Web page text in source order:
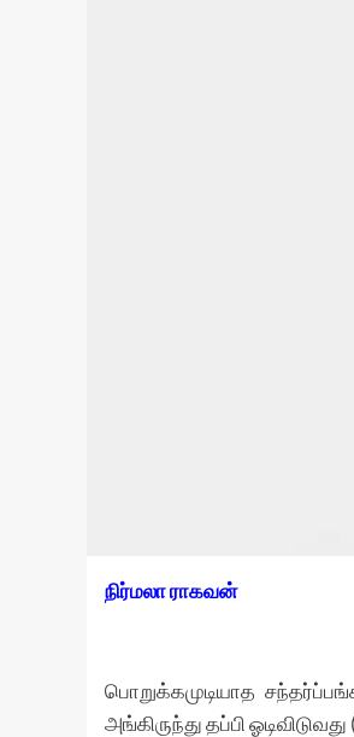
நிர்மலா ராகவன்
பொறுக்கமுடியாத
அங்கிருந்து தப்பி